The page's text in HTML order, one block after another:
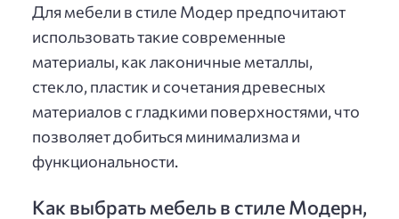
Для мебели в стиле Модер предпочитают
использовать такие современные
материалы, как лаконичные металлы,
стекло, пластик и сочетания древесных
материалов с гладкими поверхностями, что
позволяет добиться минимализма и
функциональности.
Как выбрать мебель в стиле Модерн,